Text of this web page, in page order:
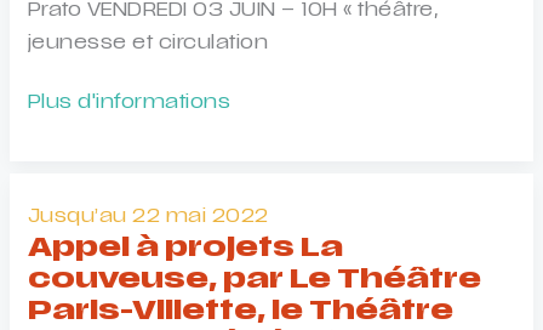
Prato VENDREDI 03 JUIN – 10H « théâtre,
jeunesse et circulation
Tables
CADO#4
invite
Eye
Plus d'informations
Jusqu’au 22 mai 2022
Appel à projets La
couveuse, par Le Théâtre
Paris-Villette, le Théâtre